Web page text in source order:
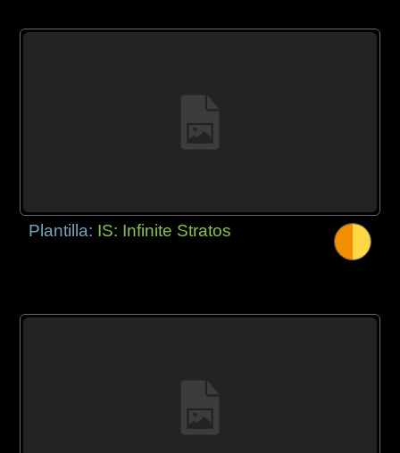
Plantilla: IS: Infinite Stratos